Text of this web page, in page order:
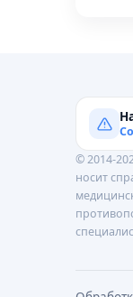
© 2014-
носит